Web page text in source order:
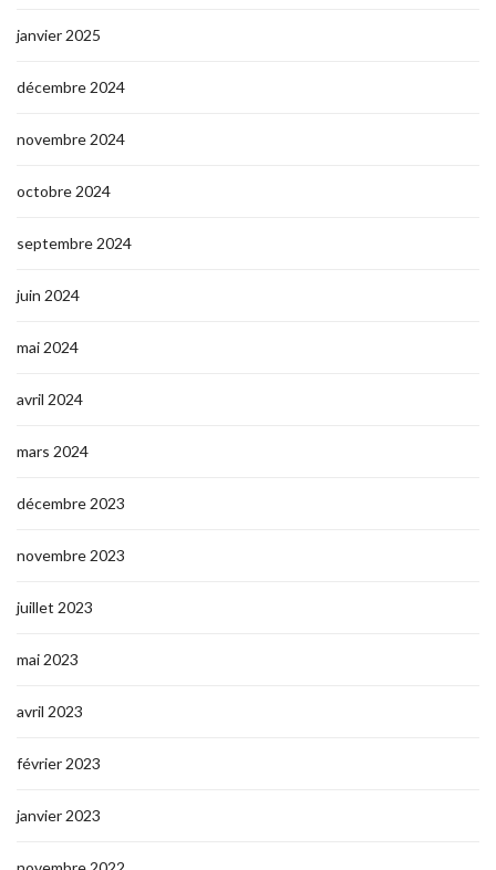
janvier 2025
décembre 2024
novembre 2024
octobre 2024
septembre 2024
juin 2024
mai 2024
avril 2024
mars 2024
décembre 2023
novembre 2023
juillet 2023
mai 2023
avril 2023
février 2023
janvier 2023